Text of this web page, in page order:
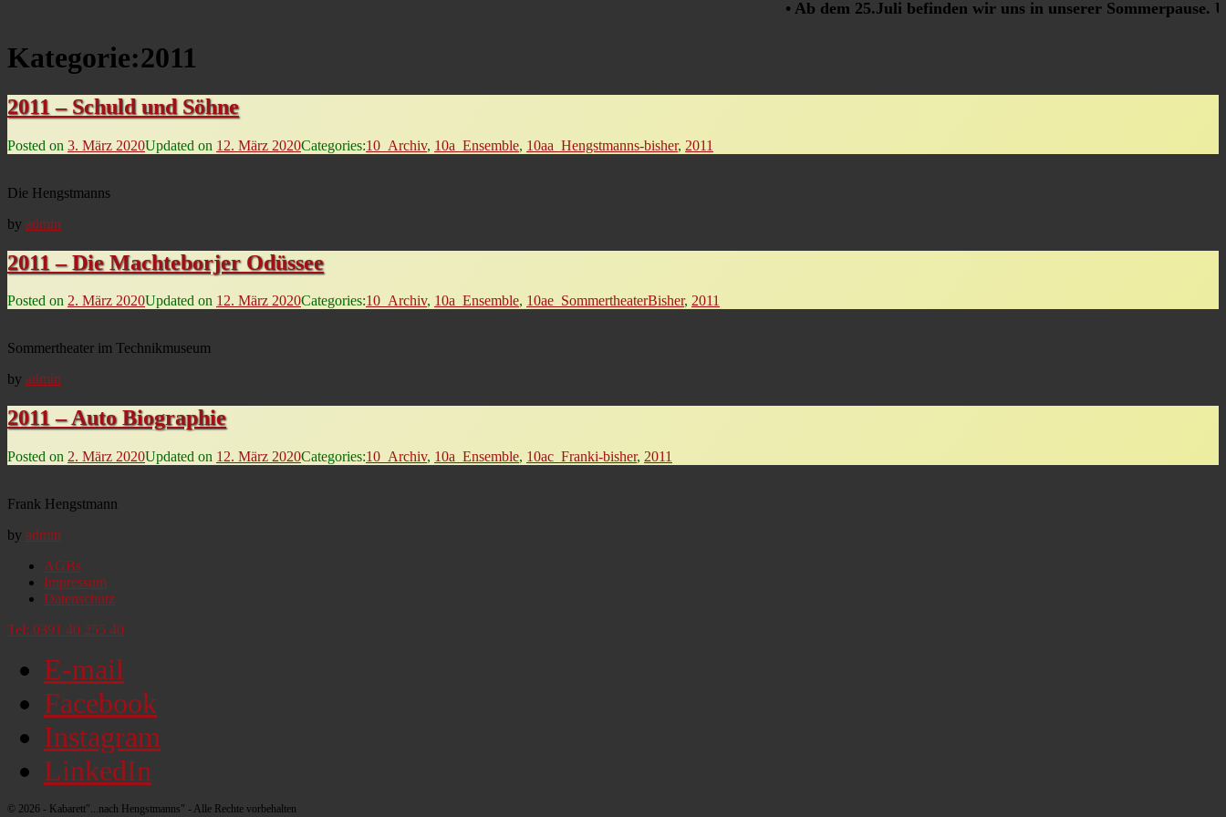
• Ab dem 25.Juli befinden wir uns in unserer Sommerpause.
Kategorie:2011
2011 – Schuld und Söhne
Posted on 3. März 2020Updated on 12. März 2020Categories:10_Archiv, 10a_Ensemble, 10aa_Hengstmanns-bisher, 2011
Die Hengstmanns
by admin
2011 – Die Machteborjer Odüssee
Posted on 2. März 2020Updated on 12. März 2020Categories:10_Archiv, 10a_Ensemble, 10ae_SommertheaterBisher, 2011
Sommertheater im Technikmuseum
by admin
2011 – Auto Biographie
Posted on 2. März 2020Updated on 12. März 2020Categories:10_Archiv, 10a_Ensemble, 10ac_Franki-bisher, 2011
Frank Hengstmann
by admin
AGBs
Impressum
Datenschutz
Tel: 0391 40 255 40
E-mail
Facebook
Instagram
LinkedIn
© 2026 - Kabarett"...nach Hengstmanns" - Alle Rechte vorbehalten